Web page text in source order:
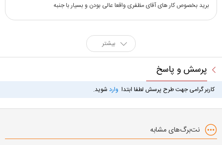
برید بخصوص کار های آقای مظفری واقعا عالی بودن و بسیار با جنبه
بیشتر
پرسش و پاسخ
کاربر گرامی جهت طرح پرسش لطفا ابتدا وارد شوید.
نت‌برگ‌های مشابه